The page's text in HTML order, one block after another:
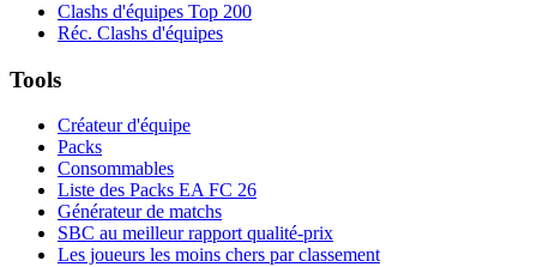
Clashs d'équipes Top 200
Réc. Clashs d'équipes
Tools
Créateur d'équipe
Packs
Consommables
Liste des Packs EA FC 26
Générateur de matchs
SBC au meilleur rapport qualité-prix
Les joueurs les moins chers par classement